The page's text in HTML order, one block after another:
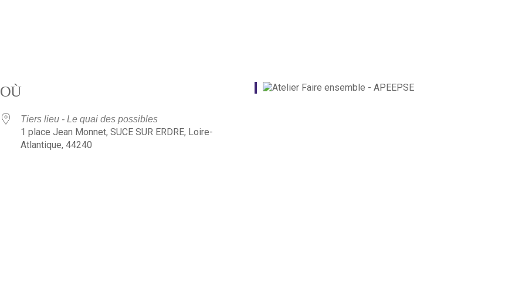
OÙ
Tiers lieu - Le quai des possibles
1 place Jean Monnet, SUCE SUR ERDRE, Loire-
Atlantique, 44240